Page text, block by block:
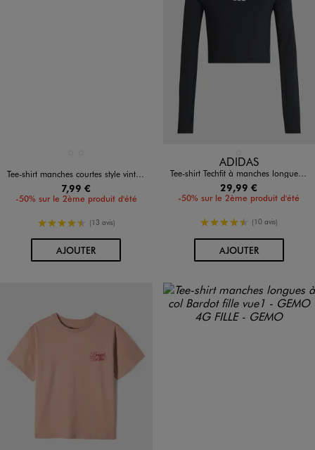
Tee-shirt manches courtes style vintage fille
7,99 €
-50% sur le 2ème produit d'été
4.5/5 de moyenne
(13 avis)
AJOUTERAU PANIER
Disponible en 1 coloris
ADIDAS
Tee-shirt Techfit à manches longues fille - Adidas
29,99 €
-50% sur le 2ème produit d'été
4.5/5 de moyenne
(10 avis)
AJOUTERAU PANIER